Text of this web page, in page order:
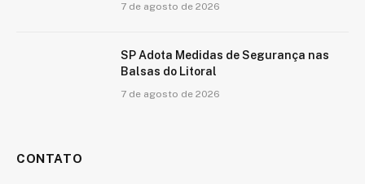
7 de agosto de 2026
SP Adota Medidas de Segurança nas
Balsas do Litoral
7 de agosto de 2026
CONTATO